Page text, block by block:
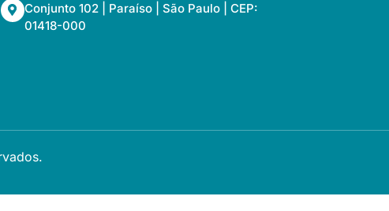
Conjunto 102 | Paraíso | São Paulo | CEP:
01418-000